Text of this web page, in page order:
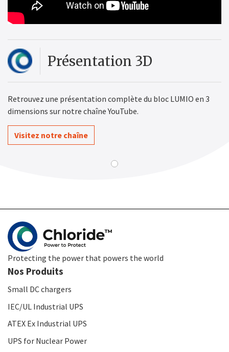
Présentation 3D
Retrouvez une présentation complète du bloc LUMIO en 3
dimensions sur notre chaîne YouTube.
Visitez notre chaîne
Protecting the power that powers the world
Nos Produits
Small DC chargers
IEC/UL Industrial UPS
ATEX Ex Industrial UPS
UPS for Nuclear Power